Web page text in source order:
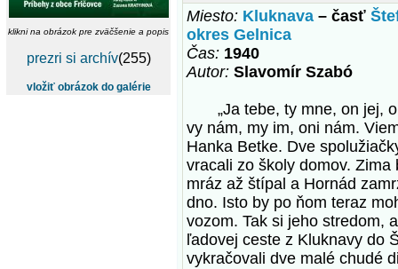
klikni na obrázok pre zväčšenie a popis
prezri si archív(255)
vložiť obrázok do galérie
Miesto: Kluknava – časť
okres Gelnica
Čas: 1940
Autor: Slavomír Szabó
„Ja tebe, ty mne, on jej,
vy nám, my im, oni nám.
Hanka Betke. Dve
vracali zo školy domov. Zima
mráz až štípal a Hornád
dno. Isto by po ňom teraz
vozom. Tak si jeho stredom,
ľadovej ceste z Kluknavy do
vykračovali dve malé chudé